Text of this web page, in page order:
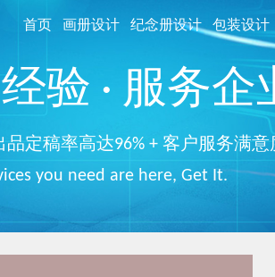
首页 画册设计 纪念册设计 包装设计
验 · 服务企
定稿率高达96% + 客户服务满意
you need are here, Get It.